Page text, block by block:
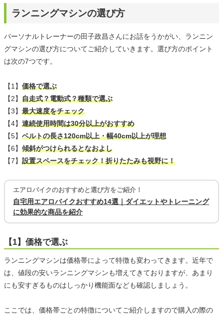
ランニングマシンの選び方
パーソナルトレーナーの田子政昌さんにお話をうかがい、ランニン
グマシンの選び方についてご紹介していきます。選び方のポイント
は次の7つです。
【1】 価格で選ぶ
【2】 自走式？電動式？種類で選ぶ
【3】 最大速度をチェック
【4】 連続使用時間は30分以上がおすすめ
【5】 ベルトの長さ120cm以上・幅40cm以上が理想
【6】 傾斜がつけられるとなおよし
【7】 設置スペースをチェック！折りたたみも視野に！
エアロバイクのおすすめと選び方をご紹介！
自宅用エアロバイクおすすめ14選｜ダイエットやトレーニング
に効果的な商品を紹介
【1】価格で選ぶ
ランニングマシンは価格帯によって特徴も変わってきます。近年で
は、値段の安いランニングマシンも増えてきておりますが、あまり
にも安すぎるものはしっかり機能面なども確認しましょう。
ここでは、価格帯ごとの特徴についてご紹介しますので購入の際の